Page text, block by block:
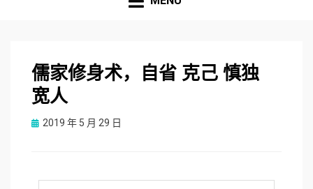
儒家修身术，自省 克己 慎独
宽人
Posted
2019 年 5 月 29 日